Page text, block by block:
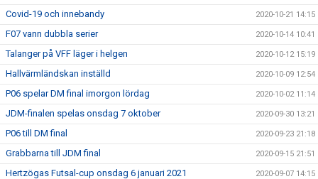
Covid-19 och innebandy 2020-10-21 14:15
F07 vann dubbla serier 2020-10-14 10:41
Talanger på VFF läger i helgen 2020-10-12 15:19
Hallvärmländskan inställd 2020-10-09 12:54
P06 spelar DM final imorgon lördag 2020-10-02 11:14
JDM-finalen spelas onsdag 7 oktober 2020-09-30 13:21
P06 till DM final 2020-09-23 21:18
Grabbarna till JDM final 2020-09-15 21:51
Hertzögas Futsal-cup onsdag 6 januari 2021 2020-09-07 14:15